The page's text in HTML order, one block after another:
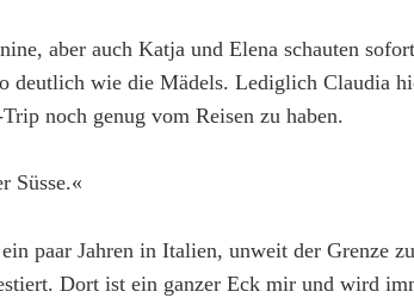
aber auch Katja und Elena schauten
deutlich wie die Mädels. Lediglich Claudia
noch genug vom Reisen zu haben.
Süsse.«
paar Jahren in Italien, unweit der Grenze
Dort ist ein ganzer Eck mir und wird